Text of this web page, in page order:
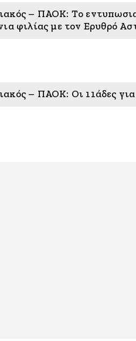
– ΠΑΟΚ: Το
φιλίας με τον Ερυθρό
– ΠΑΟΚ: Οι 11άδες